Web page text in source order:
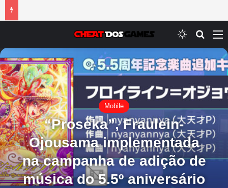
Switch skin
Mobile
“Proseka”, Fraulein-
Ojousama implementada
na campanha de adição de
música do 5.5º aniversário